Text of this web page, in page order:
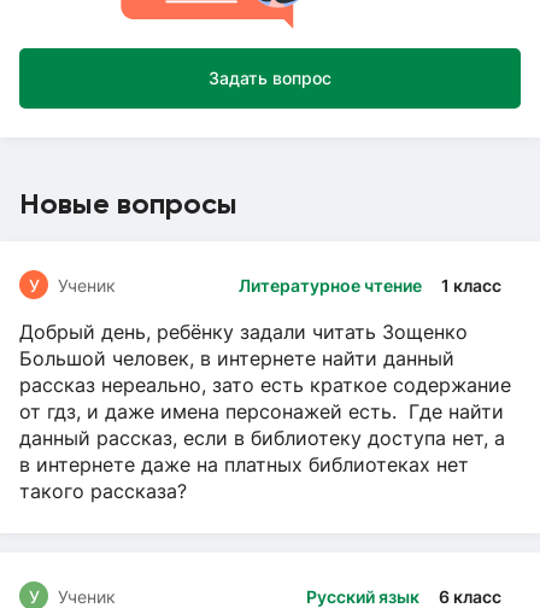
Задать вопрос
Новые вопросы
Литературное чтение 1 класс
У Ученик
Добрый день, ребёнку задали читать Зощенко
Большой человек, в интернете найти данный
рассказ нереально, зато есть краткое содержание
от гдз, и даже имена персонажей есть. Где найти
данный рассказ, если в библиотеку доступа нет, а
в интернете даже на платных библиотеках нет
такого рассказа?
Русский язык 6 класс
У Ученик